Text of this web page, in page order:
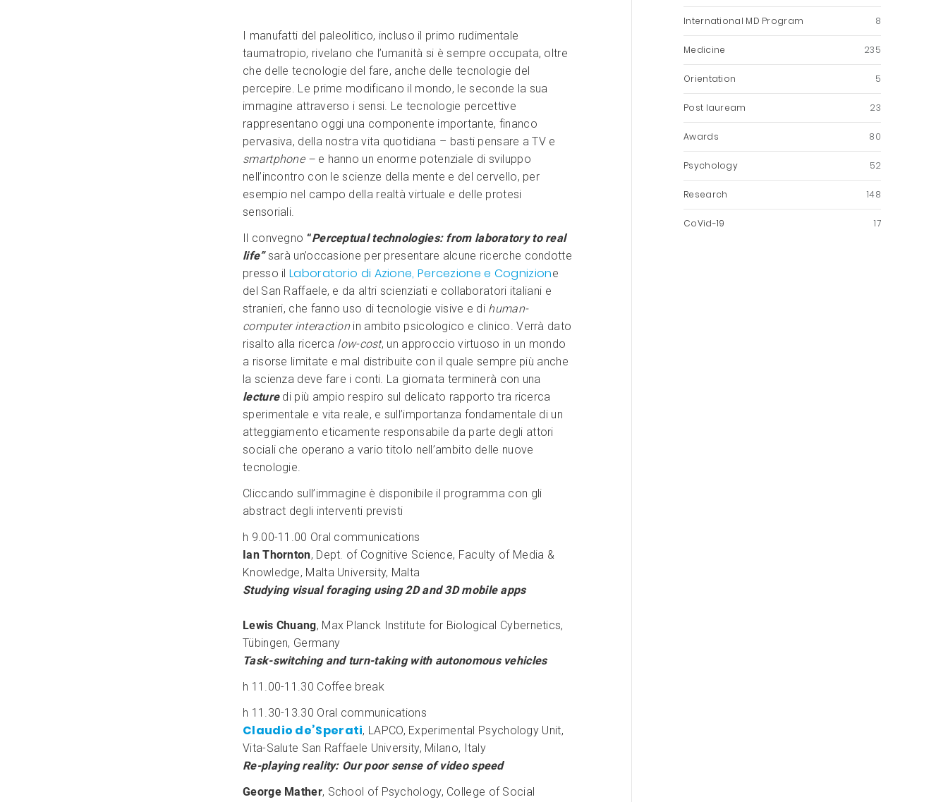
I manufatti del paleolitico, incluso il primo rudimentale
taumatropio, rivelano che l’umanità si è sempre occupata, oltre
che delle tecnologie del fare, anche delle tecnologie del
percepire. Le prime modificano il mondo, le seconde la sua
immagine attraverso i sensi. Le tecnologie percettive
rappresentano oggi una componente importante, financo
pervasiva, della nostra vita quotidiana – basti pensare a TV e
smartphone – e hanno un enorme potenziale di sviluppo
nell’incontro con le scienze della mente e del cervello, per
esempio nel campo della realtà virtuale e delle protesi
sensoriali.
Il convegno “Perceptual technologies: from laboratory to real
life” sarà un’occasione per presentare alcune ricerche condotte
presso ilLaboratorio di Azione, Percezione e Cognizione
del San Raffaele, e da altri scienziati e collaboratori italiani e
stranieri, che fanno uso di tecnologie visive e di human-
computer interaction in ambito psicologico e clinico. Verrà dato
risalto alla ricerca low-cost, un approccio virtuoso in un mondo
a risorse limitate e mal distribuite con il quale sempre più anche
la scienza deve fare i conti. La giornata terminerà con una
lecturedi più ampio respiro sul delicato rapporto tra ricerca
sperimentale e vita reale, e sull’importanza fondamentale di un
atteggiamento eticamente responsabile da parte degli attori
sociali che operano a vario titolo nell’ambito delle nuove
tecnologie.
Cliccando sull’immagine è disponibile il programma con gli
abstract degli interventi previsti
h 9.00-11.00 Oral communications
Ian Thornton, Dept. of Cognitive Science, Faculty of Media &
Knowledge, Malta University, Malta
Studying visual foraging using 2D and 3D mobile apps
Lewis Chuang, Max Planck Institute for Biological Cybernetics,
Tübingen, Germany
Task-switching and turn-taking with autonomous vehicles
h 11.00-11.30 Coffee break
h 11.30-13.30 Oral communications
Claudio de’Sperati, LAPCO, Experimental Psychology Unit,
Vita-Salute San Raffaele University, Milano, Italy
Re-playing reality: Our poor sense of video speed
George Mather, School of Psychology, College of Social
International MD Program 8
Medicine 235
Orientation 5
Post lauream 23
Awards 80
Psychology 52
Research 148
CoVid-19 17